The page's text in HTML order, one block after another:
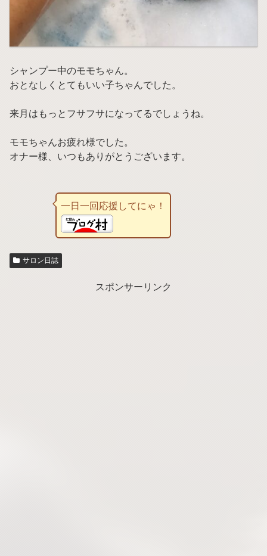
シャンプー中のモモちゃん。
おとなしくとてもいい子ちゃんでした。
来月はもっとフサフサになってるでしょうね。
モモちゃんお疲れ様でした。
オナー様、いつもありがとうございます。
一日一回応援してにゃ！
サロン日誌
スポンサーリンク